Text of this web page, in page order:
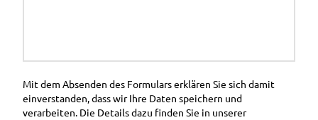
Mit dem Absenden des Formulars erklären Sie sich damit
einverstanden, dass wir Ihre Daten speichern und
verarbeiten. Die Details dazu finden Sie in unserer